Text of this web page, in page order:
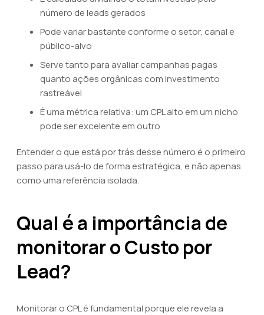
número de leads gerados
Pode variar bastante conforme o setor, canal e
público-alvo
Serve tanto para avaliar campanhas pagas
quanto ações orgânicas com investimento
rastreável
É uma métrica relativa: um CPL alto em um nicho
pode ser excelente em outro
Entender o que está por trás desse número é o primeiro
passo para usá-lo de forma estratégica, e não apenas
como uma referência isolada.
Qual é a importância de
monitorar o Custo por
Lead?
Monitorar o CPL é fundamental porque ele revela a